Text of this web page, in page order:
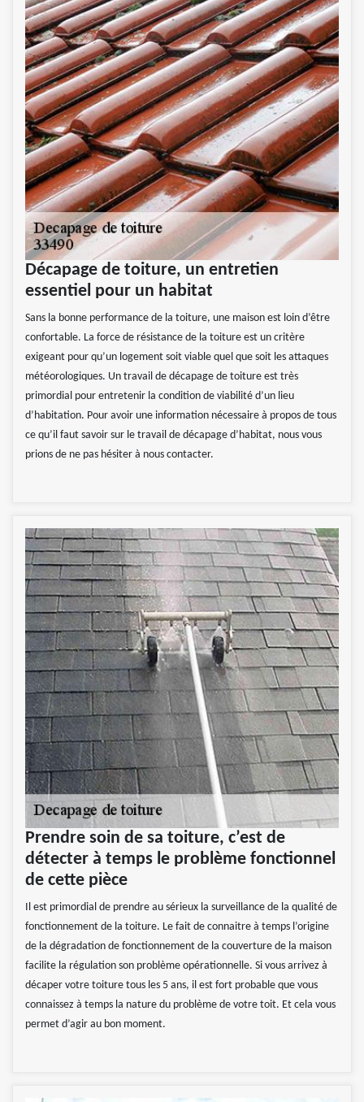
Décapage de toiture, un entretien
essentiel pour un habitat
Sans la bonne performance de la toiture, une maison est loin d’être
confortable. La force de résistance de la toiture est un critère
exigeant pour qu’un logement soit viable quel que soit les attaques
météorologiques. Un travail de décapage de toiture est très
primordial pour entretenir la condition de viabilité d’un lieu
d’habitation. Pour avoir une information nécessaire à propos de tous
ce qu’il faut savoir sur le travail de décapage d’habitat, nous vous
prions de ne pas hésiter à nous contacter.
Prendre soin de sa toiture, c’est de
détecter à temps le problème fonctionnel
de cette pièce
Il est primordial de prendre au sérieux la surveillance de la qualité de
fonctionnement de la toiture. Le fait de connaitre à temps l’origine
de la dégradation de fonctionnement de la couverture de la maison
facilite la régulation son problème opérationnelle. Si vous arrivez à
décaper votre toiture tous les 5 ans, il est fort probable que vous
connaissez à temps la nature du problème de votre toit. Et cela vous
permet d’agir au bon moment.